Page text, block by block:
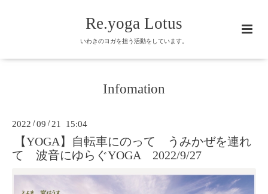
Re.yoga Lotus
いわきのヨガを担う活動をしています。
Infomation
2022 /09 / 21 15:04
【YOGA】自転車にのって うみかぜを連れ
て 波音にゆらぐYOGA 2022/9/27